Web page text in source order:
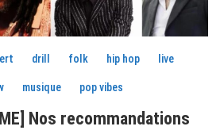
drill folk hip hop live
musique pop vibes
Nos recommandations